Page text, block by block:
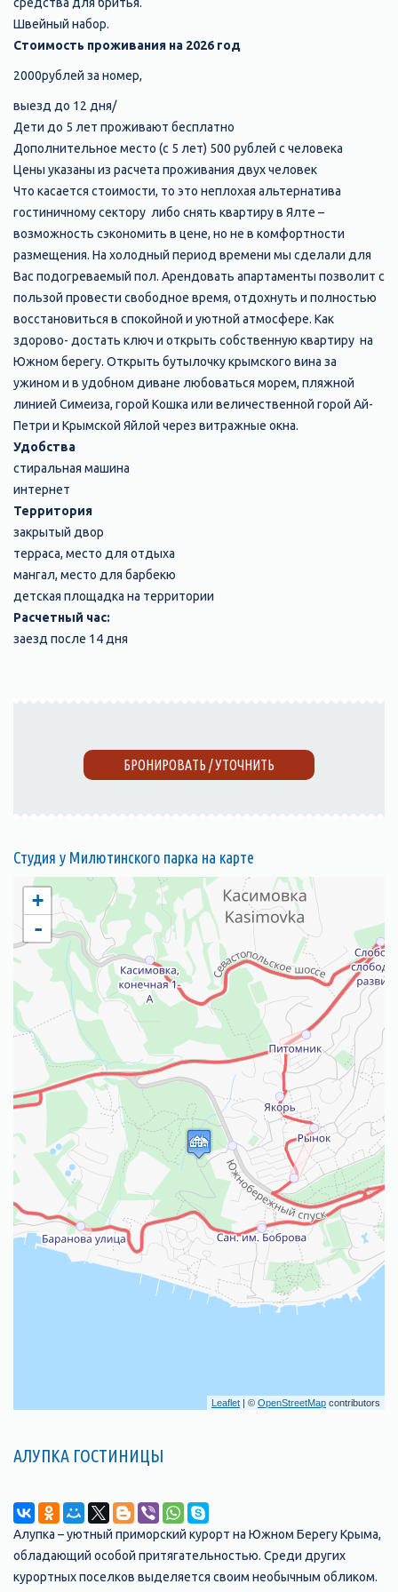
средства для бритья.
Швейный набор.
Стоимость проживания на 2026 год
2000рублей за номер,
выезд до 12 дня/
Дети до 5 лет проживают бесплатно
Дополнительное место (с 5 лет) 500 рублей с человека
Цены указаны из расчета проживания двух человек
Что касается стоимости, то это неплохая альтернатива
гостиничному сектору либо снять квартиру в Ялте –
возможность сэкономить в цене, но не в комфортности
размещения. На холодный период времени мы сделали для
Вас подогреваемый пол. Арендовать апартаменты позволит с
пользой провести свободное время, отдохнуть и полностью
восстановиться в спокойной и уютной атмосфере. Как
здорово- достать ключ и открыть собственную квартиру на
Южном берегу. Открыть бутылочку крымского вина за
ужином и в удобном диване любоваться морем, пляжной
линией Симеиза, горой Кошка или величественной горой Ай-
Петри и Крымской Яйлой через витражные окна.
Удобства
стиральная машина
интернет
Территория
закрытый двор
терраса, место для отдыха
мангал, место для барбекю
детская площадка на территории
Расчетный час:
заезд после 14 дня
БРОНИРОВАТЬ / УТОЧНИТЬ
Студия у Милютинского парка на карте
+
-
Leaflet | © OpenStreetMap contributors
АЛУПКА ГОСТИНИЦЫ
Алупка – уютный приморский курорт на Южном Берегу Крыма,
обладающий особой притягательностью. Среди других
курортных поселков выделяется своим необычным обликом.